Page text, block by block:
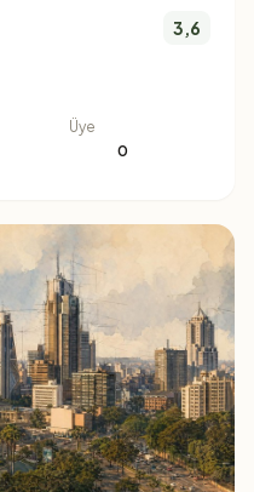
3,6
Üye
0